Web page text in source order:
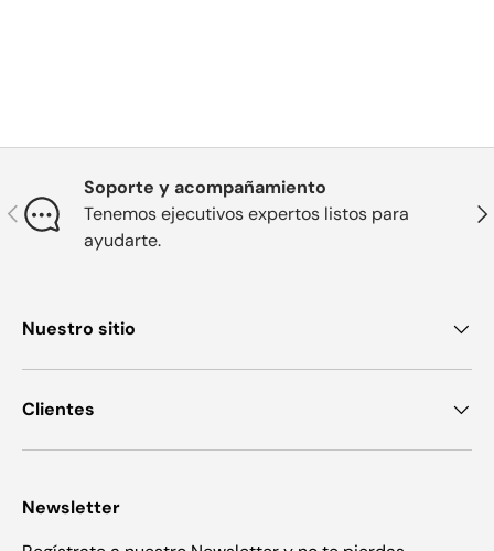
Anterior
Soporte y acompañamiento
Tenemos ejecutivos expertos listos para
ayudarte.
Nuestro sitio
Clientes
Newsletter